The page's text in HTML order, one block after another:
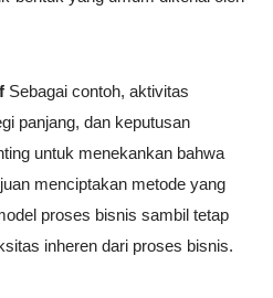
Sebagai contoh, aktivitas
panjang, dan keputusan
untuk menekankan bahwa
menciptakan metode yang
proses bisnis sambil tetap
inheren dari proses bisnis.